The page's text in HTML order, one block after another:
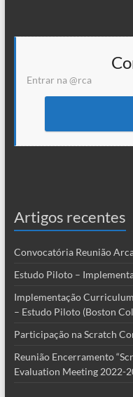
Entrar na @rca
Artigos recentes
Convocatória Reunião
Estudo Piloto –
Implementação
– Estudo Piloto (Boston
Participação na Scratch
Reunião Encerramento
Evaluation Meeting 2022-